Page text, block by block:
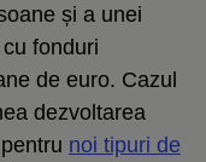
și a unei
fonduri
de euro. Cazul
dezvoltarea
noi tipuri de